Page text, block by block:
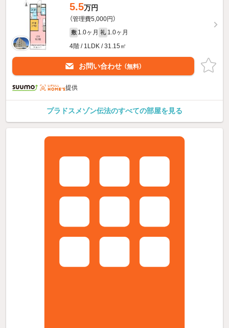
5.5万円
（管理費5,000円）
敷 1.0ヶ月 礼 1.0ヶ月
4階 / 1LDK / 31.15㎡
お問い合わせ （無料）
提供
プラドスメゾン伝法のすべての部屋を見る